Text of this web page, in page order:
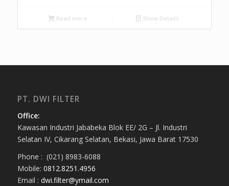
Read more Show Details
PT. DWI FILTER
Office:
Kawasan Industri Jababeka Blok EE/ 2G – Jl. Industri
Selatan IV, Cikarang Selatan, Bekasi, Jawa Barat 17530
Phone : (021) 8983-6088
Mobile: 0812.8251.4956
Email : dwi.filter@ymail.com